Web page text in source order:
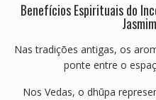
Benefícios Espirituais do
Nas tradições antigas, os
ponte entre o
Nos Vedas, o dhūpa